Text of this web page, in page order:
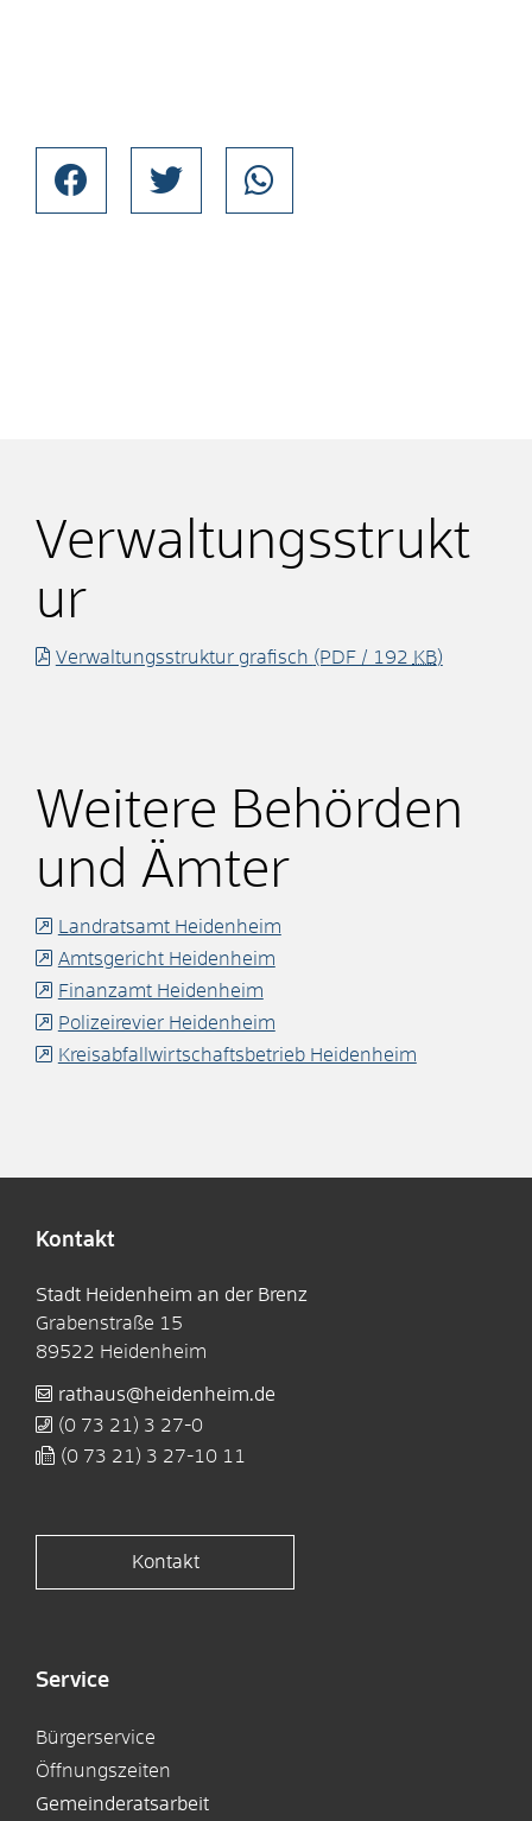
Verwaltungsstrukt
ur
Verwaltungsstruktur grafisch (PDF / 192 KB)
Weitere Behörden
und Ämter
Landratsamt Heidenheim
Amtsgericht Heidenheim
Finanzamt Heidenheim
Polizeirevier Heidenheim
Kreisabfallwirtschaftsbetrieb Heidenheim
Kontakt
Stadt Heidenheim an der Brenz
Grabenstraße 15
89522 Heidenheim
rathaus@heidenheim.de
(0 73 21) 3 27-0
(0 73 21) 3 27-10 11
Kontakt
Service
Bürgerservice
Öffnungszeiten
Gemeinderatsarbeit